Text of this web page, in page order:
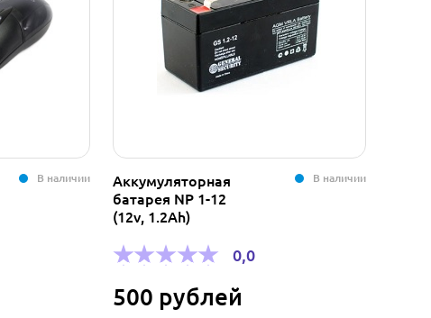
В наличии
Аккумуляторная
батарея NP 1-12
(12v, 1.2Ah)
В наличии
0,0
500 рублей